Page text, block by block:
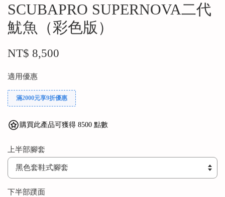
SCUBAPRO SUPERNOVA二代
魷魚（彩色版）
NT$ 8,500
適用優惠
滿2000元享9折優惠
購買此產品可獲得 8500 點數
上半部腳套
下半部蹼面